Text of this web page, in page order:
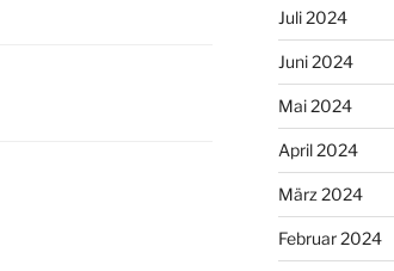
Juli 2024
Juni 2024
Mai 2024
April 2024
März 2024
Februar 2024